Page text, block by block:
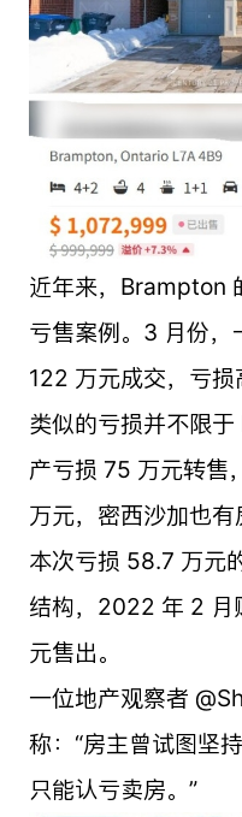
近年来，Brampton
亏售案例。3 月份，
122 万元成交，亏损
类似的亏损并不限
产亏损 75 万元转售
万元，密西沙加也有
本次亏损 58.7 万元
结构，2022 年 2 月
元售出。
一位地产观察者
称：“房主曾试图坚
只能认亏卖房。”